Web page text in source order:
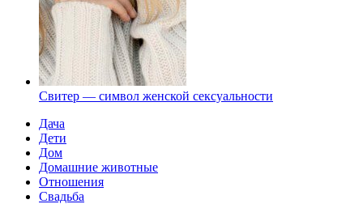
Свитер — символ женской сексуальности
Дача
Дети
Дом
Домашние животные
Отношения
Свадьба